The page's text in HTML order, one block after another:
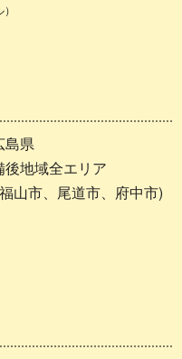
島県
後地域全エリア
山市、尾道市、府中市)